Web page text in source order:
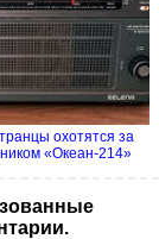
охотятся за
«Океан-214»